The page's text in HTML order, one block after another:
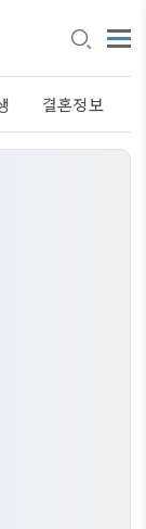
결혼정보